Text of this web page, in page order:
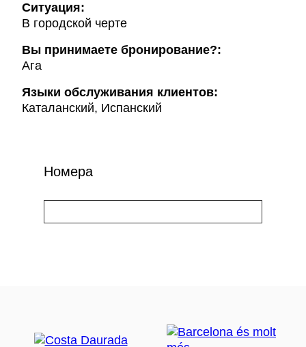
Ситуация:
В городской черте
Вы принимаете бронирование?:
Ага
Языки обслуживания клиентов:
Каталанский, Испанский
Номера